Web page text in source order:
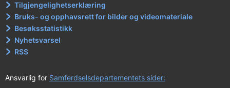
Tilgjengelighetserklæring
Bruks- og opphavsrett for bilder og videomateriale
Besøksstatistikk
Nyhetsvarsel
RSS
Ansvarlig for Samferdselsdepartementets sider: